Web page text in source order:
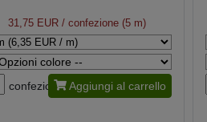
31,75 EUR / confezione (5 m)
confezione Aggiungi al carrello